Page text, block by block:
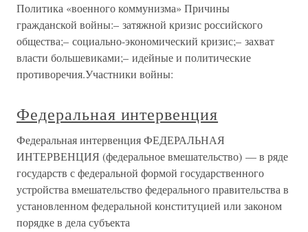
Политика «военного коммунизма» Причины
гражданской войны:– затяжной кризис российского
общества;– социально-экономический кризис;– захват
власти большевиками;– идейные и политические
противоречия.Участники войны:
Федеральная интервенция
Федеральная интервенция ФЕДЕРАЛЬНАЯ
ИНТЕРВЕНЦИЯ (федеральное вмешательство) — в ряде
государств с федеральной формой государственного
устройства вмешательство федерального правительства в
установленном федеральной конституцией или законом
порядке в дела субъекта